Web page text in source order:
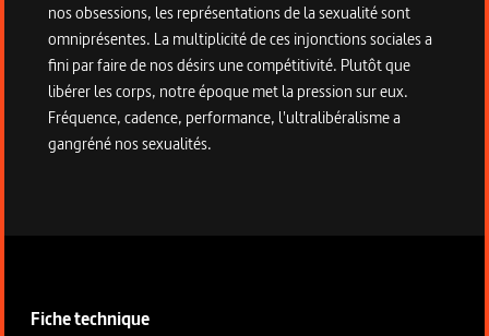
nos obsessions, les représentations de la sexualité sont
omniprésentes. La multiplicité de ces injonctions sociales a
fini par faire de nos désirs une compétitivité. Plutôt que
libérer les corps, notre époque met la pression sur eux.
Fréquence, cadence, performance, l'ultralibéralisme a
gangréné nos sexualités.
Fiche technique